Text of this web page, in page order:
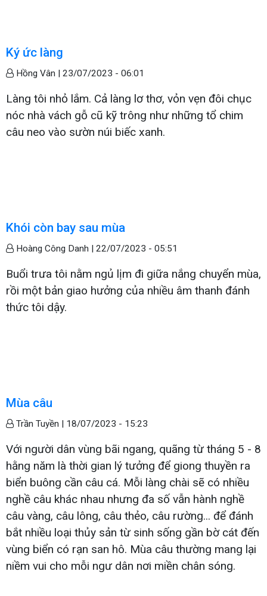
Ký ức làng
Hồng Vân | 23/07/2023 - 06:01
Làng tôi nhỏ lắm. Cả làng lơ thơ, vỏn vẹn đôi chục
nóc nhà vách gỗ cũ kỹ trông như những tổ chim
câu neo vào sườn núi biếc xanh.
Khói còn bay sau mùa
Hoàng Công Danh | 22/07/2023 - 05:51
Buổi trưa tôi nằm ngủ lịm đi giữa nắng chuyển mùa,
rồi một bản giao hưởng của nhiều âm thanh đánh
thức tôi dậy.
Mùa câu
Trần Tuyền | 18/07/2023 - 15:23
Với người dân vùng bãi ngang, quãng từ tháng 5 - 8
hằng năm là thời gian lý tưởng để giong thuyền ra
biển buông cần câu cá. Mỗi làng chài sẽ có nhiều
nghề câu khác nhau nhưng đa số vẫn hành nghề
câu vàng, câu lông, câu thẻo, câu rường... để đánh
bắt nhiều loại thủy sản từ sinh sống gần bờ cát đến
vùng biển có rạn san hô. Mùa câu thường mang lại
niềm vui cho mỗi ngư dân nơi miền chân sóng.